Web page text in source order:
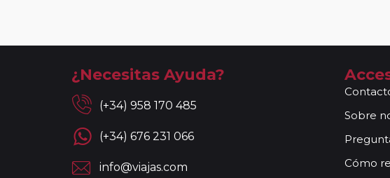
circuitos con vuelos incluidos, éstos se emitirán en base a los
Reservas a compartir:serán aceptadas reservas "A
circuitos de la Serie Clásica y Premier existiendo un suplemento
reservas a compartir en la Serie Turista, los "Minipaquetes", y los
con islas (Griegas o Madeira) así como paquetes por Oriente
reservas a compartir en las noches adicionales a los circuitos. Se
individual devengado por la ciudad de incorporación / salida de
¿Necesitas Ayuda?
(+34) 958 170 485
(+34) 676 231 066
info@viajas.com
Sobre
Cómo